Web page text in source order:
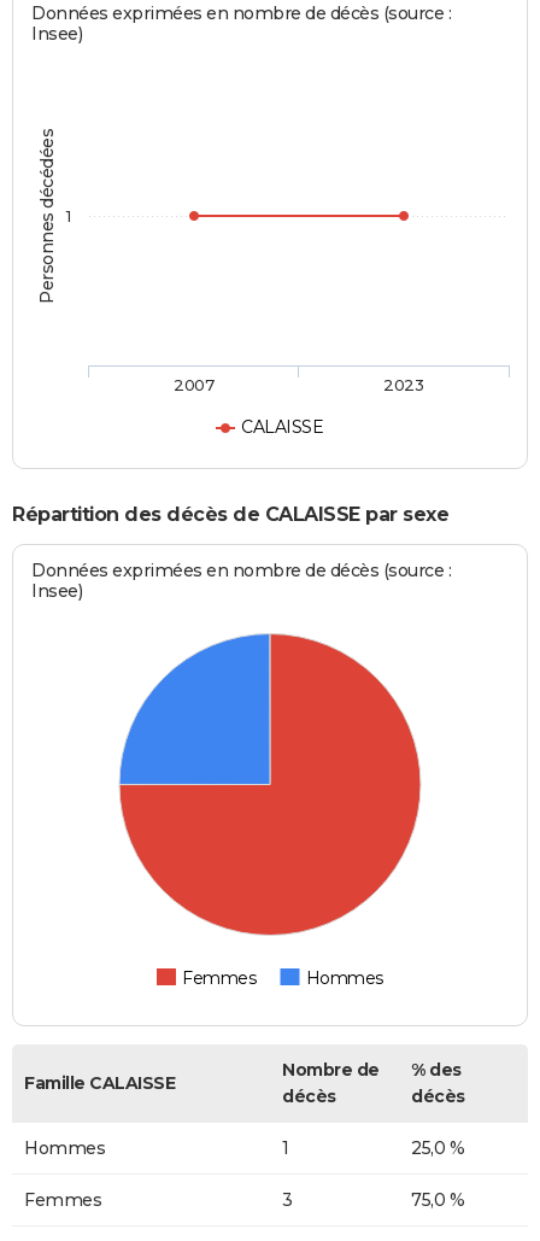
Personnes décédées
Données exprimées en nombre de décès (source :
Insee)
CALAISSE
2007 2023
1
Répartition des décès de CALAISSE par sexe
Données exprimées en nombre de décès (source :
Insee)
Femmes Hommes
Famille CALAISSE
Nombre de
décès
% des
décès
Hommes 1 25,0 %
Femmes 3 75,0 %